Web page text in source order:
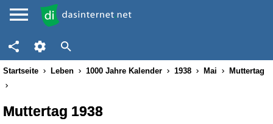
Startseite Leben 1000 Jahre Kalender 1938 Mai Muttertag
Muttertag 1938